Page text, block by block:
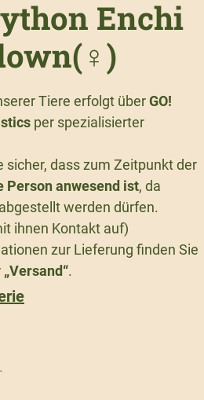
Enchi
Tiere erfolgt überGO!
per spezialisierter
sicher, dass zum Zeitpunkt der
Person anwesend ist, da
werden dürfen.
ihnen Kontakt auf)
zur Lieferung finden Sie
„Versand“.